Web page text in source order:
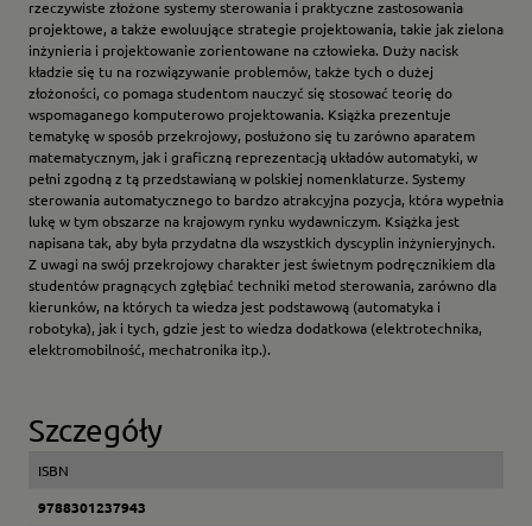
rzeczywiste złożone systemy sterowania i praktyczne zastosowania
projektowe, a także ewoluujące strategie projektowania, takie jak zielona
inżynieria i projektowanie zorientowane na człowieka. Duży nacisk
kładzie się tu na rozwiązywanie problemów, także tych o dużej
złożoności, co pomaga studentom nauczyć się stosować teorię do
wspomaganego komputerowo projektowania. Książka prezentuje
tematykę w sposób przekrojowy, posłużono się tu zarówno aparatem
matematycznym, jak i graficzną reprezentacją układów automatyki, w
pełni zgodną z tą przedstawianą w polskiej nomenklaturze. Systemy
sterowania automatycznego to bardzo atrakcyjna pozycja, która wypełnia
lukę w tym obszarze na krajowym rynku wydawniczym. Książka jest
napisana tak, aby była przydatna dla wszystkich dyscyplin inżynieryjnych.
Z uwagi na swój przekrojowy charakter jest świetnym podręcznikiem dla
studentów pragnących zgłębiać techniki metod sterowania, zarówno dla
kierunków, na których ta wiedza jest podstawową (automatyka i
robotyka), jak i tych, gdzie jest to wiedza dodatkowa (elektrotechnika,
elektromobilność, mechatronika itp.).
Szczegóły
ISBN
9788301237943